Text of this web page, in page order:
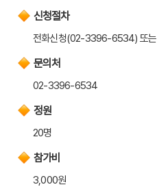
신청절차
전화신청(02-3396-6534) 또는
문의처
02-3396-6534
정원
20명
참가비
3,000원